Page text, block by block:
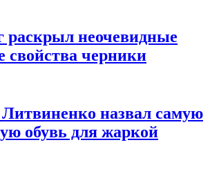
раскрыл неочевидные
свойства черники
назвал самую
обувь для жаркой